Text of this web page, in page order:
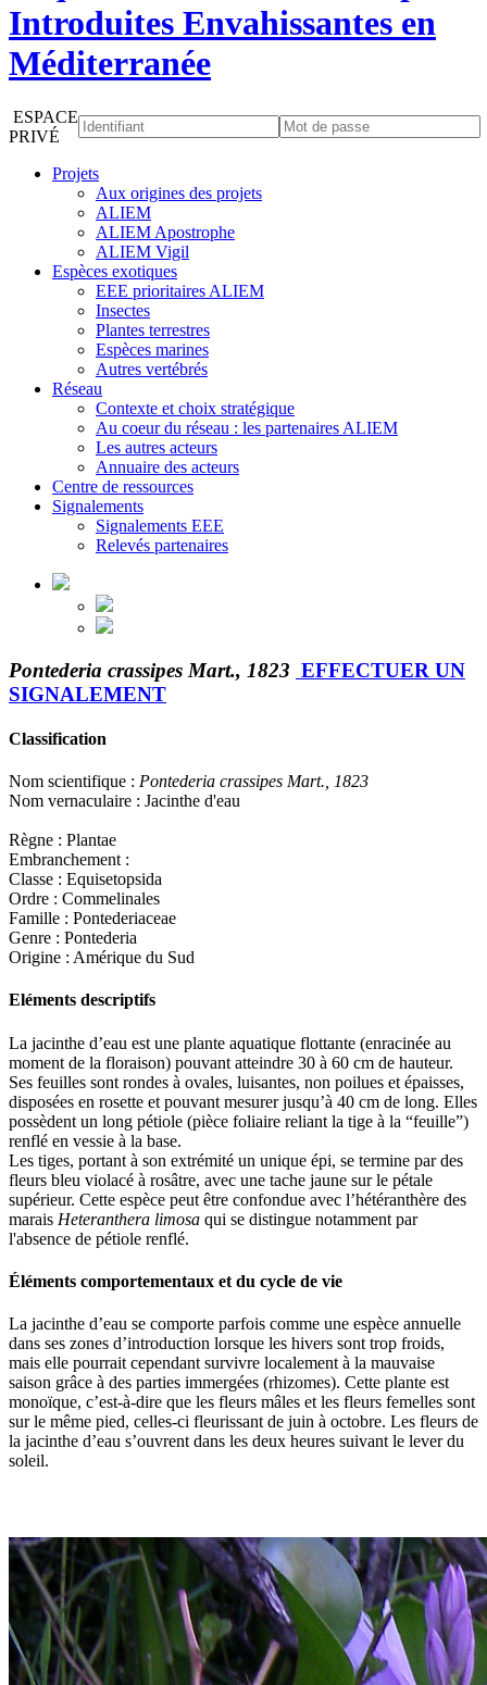
ESPACE
PRIVÉ
Projets
Aux origines des projets
ALIEM
ALIEM Apostrophe
ALIEM Vigil
Espèces exotiques
EEE prioritaires ALIEM
Insectes
Plantes terrestres
Espèces marines
Autres vertébrés
Réseau
Contexte et choix stratégique
Au coeur du réseau : les partenaires ALIEM
Les autres acteurs
Annuaire des acteurs
Centre de ressources
Signalements
Signalements EEE
Relevés partenaires
Pontederia crassipes Mart., 1823 EFFECTUER UN
SIGNALEMENT
Classification
Nom scientifique : Pontederia crassipes Mart., 1823
Nom vernaculaire : Jacinthe d'eau
Règne : Plantae
Embranchement :
Classe : Equisetopsida
Ordre : Commelinales
Famille : Pontederiaceae
Genre : Pontederia
Origine : Amérique du Sud
Eléments descriptifs
La jacinthe d’eau est une plante aquatique flottante (enracinée au
moment de la floraison) pouvant atteindre 30 à 60 cm de hauteur.
Ses feuilles sont rondes à ovales, luisantes, non poilues et épaisses,
disposées en rosette et pouvant mesurer jusqu’à 40 cm de long. Elles
possèdent un long pétiole (pièce foliaire reliant la tige à la “feuille”)
renflé en vessie à la base.
Les tiges, portant à son extrémité un unique épi, se termine par des
fleurs bleu violacé à rosâtre, avec une tache jaune sur le pétale
supérieur. Cette espèce peut être confondue avec l’hétéranthère des
marais Heteranthera limosa qui se distingue notamment par
l'absence de pétiole renflé.
Éléments comportementaux et du cycle de vie
La jacinthe d’eau se comporte parfois comme une espèce annuelle
dans ses zones d’introduction lorsque les hivers sont trop froids,
mais elle pourrait cependant survivre localement à la mauvaise
saison grâce à des parties immergées (rhizomes). Cette plante est
monoïque, c’est-à-dire que les fleurs mâles et les fleurs femelles sont
sur le même pied, celles-ci fleurissant de juin à octobre. Les fleurs de
la jacinthe d’eau s’ouvrent dans les deux heures suivant le lever du
soleil.